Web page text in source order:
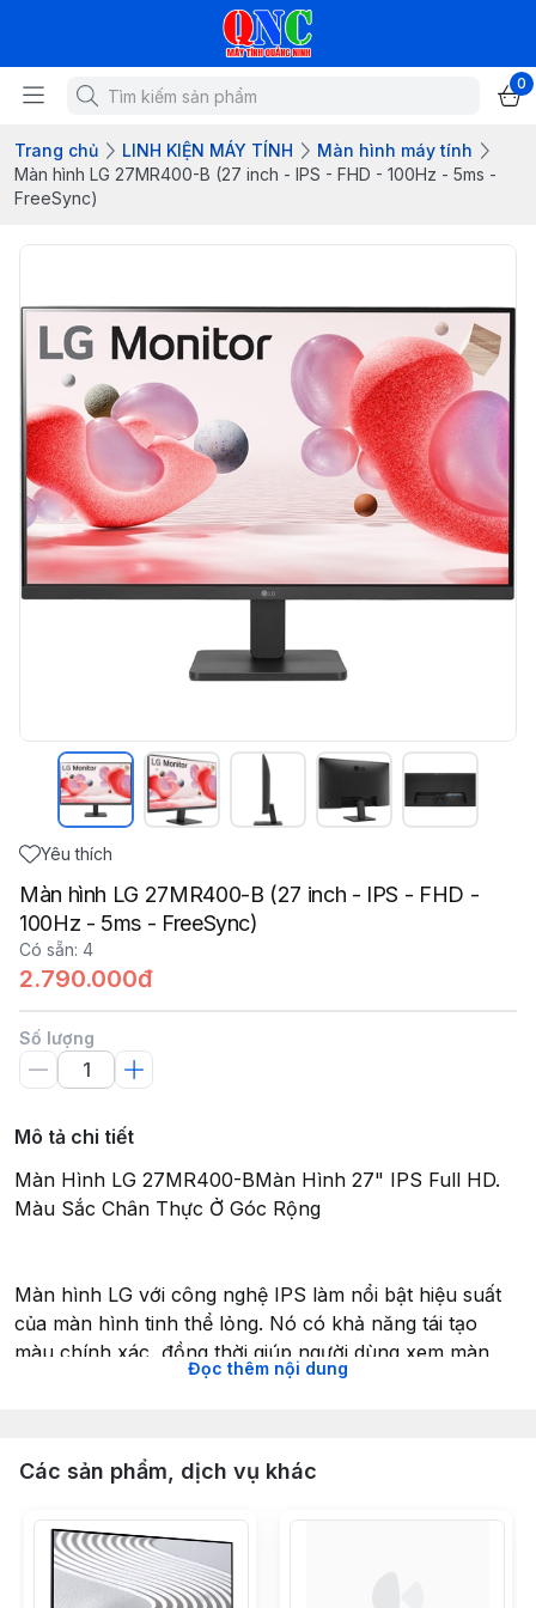
0
Trang chủ LINH KIỆN MÁY TÍNH
Màn hình máy tính
Màn hình LG 27MR400-B (27 inch - IPS - FHD - 100Hz - 5ms -
FreeSync)
Yêu thích
Màn hình LG 27MR400-B (27 inch - IPS - FHD -
100Hz - 5ms - FreeSync)
Có sẵn: 4
2.790.000đ
Số lượng
Mô tả chi tiết
Màn Hình LG 27MR400-BMàn Hình 27" IPS Full HD.
Màu Sắc Chân Thực Ở Góc Rộng
Màn hình LG với công nghệ IPS làm nổi bật hiệu suất
của màn hình tinh thể lỏng. Nó có khả năng tái tạo
màu chính xác, đồng thời giúp người dùng xem màn
Công Việc Liền Mạch
Tốc độ 100Hz nhanh chóng giúp tải khung hình mượt
mà trong nhiều chương trình khác nhau. Ngoài ra, bạn
còn có thể tận hưởng khả năng chơi trò chơi chân thực
Đọc thêm nội dung
Các sản phẩm, dịch vụ khác